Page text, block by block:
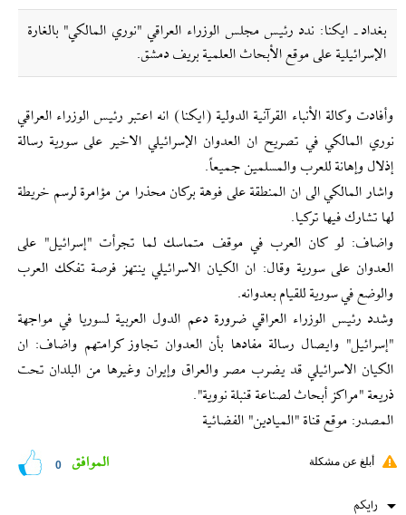
بغداد ـ ايكنا: ندد رئيس مجلس الوزراء العراقي "نوري المالكي" بالغارة
الإسرائيلية على موقع الأبحاث العلمية بريف دمشق.
وأفادت وكالة الأنباء القرآنية الدولية (ايكنا) انه اعتبر رئيس الوزراء العراقي
نوري المالكي في تصريح ان العدوان الإسرائيلي الاخير على سورية رسالة
إذلال وإهانة للعرب والمسلمين جميعاً.
واشار المالكي الى ان المنطقة على فوهة بركان محذرا من مؤامرة لرسم خريطة
لها تشارك فيها تركيا.
واضاف: لو كان العرب في موقف متماسك لما تجرأت "إسرائيل" على
العدوان على سورية وقال: ان الكيان الاسرائيلي ينتهز فرصة تفكك العرب
والوضع في سورية للقيام بعدوانه.
وشدد رئيس الوزراء العراقي ضرورة دعم الدول العربية لسوريا في مواجهة
"إسرائيل" وايصال رسالة مفادها بأن العدوان تجاوز كرامتهم واضاف: ان
الكيان الاسرائيلي قد يضرب مصر والعراق وإيران وغيرها من البلدان تحت
ذريعة "مراكز أبحاث لصناعة قنبلة نووية".
المصدر: موقع قناة "الميادين" الفضائية
أبلغ عن مشكلة 0 الموافق
رایکم